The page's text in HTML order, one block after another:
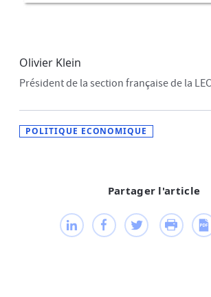
Partager l'article
Olivier Klein
Président de la section française de la
POLITIQUE ECONOMIQUE